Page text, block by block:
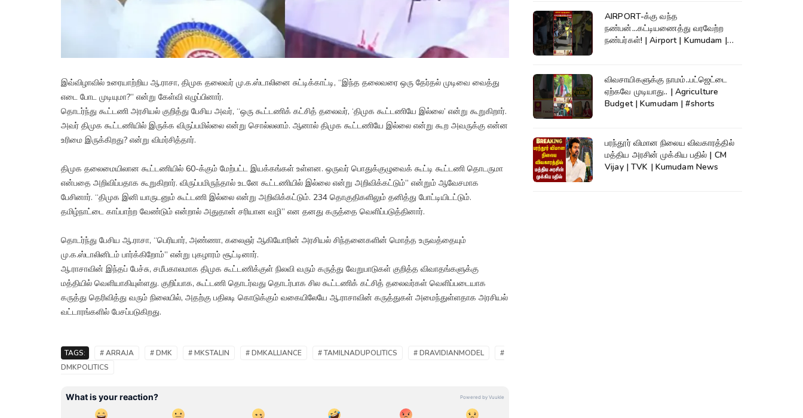
இவ்விழாவில் உரையாற்றிய ஆ.ராசா, திமுக தலைவர் மு.க.ஸ்டாலினை சுட்டிக்காட்டி, “இந்த தலைவரை ஒரு தேர்தல் முடிவை வைத்து
எடை போட முடியுமா?” என்று கேள்வி எழுப்பினார்.
தொடர்ந்து கூட்டணி அரசியல் குறித்து பேசிய அவர், “ஒரு கூட்டணிக் கட்சித் தலைவர், ‘திமுக கூட்டணியே இல்லை’ என்று கூறுகிறார்.
அவர் திமுக கூட்டணியில் இருக்க விருப்பமில்லை என்று சொல்லலாம். ஆனால் திமுக கூட்டணியே இல்லை என்று கூற அவருக்கு என்ன
உரிமை இருக்கிறது? என்று விமர்சித்தார்.
திமுக தலைமையிலான கூட்டணியில் 60-க்கும் மேற்பட்ட இயக்கங்கள் உள்ளன. ஒருவர் பொதுக்குழுவைக் கூட்டி கூட்டணி தொடருமா
என்பதை அறிவிப்பதாக கூறுகிறார். விருப்பமிருந்தால் உடனே கூட்டணியில் இல்லை என்று அறிவிக்கட்டும்” என்றும் ஆவேசமாக
பேசினார். “திமுக இனி யாருடனும் கூட்டணி இல்லை என்று அறிவிக்கட்டும். 234 தொகுதிகளிலும் தனித்து போட்டியிடட்டும்.
தமிழ்நாட்டை காப்பாற்ற வேண்டும் என்றால் அதுதான் சரியான வழி” என தனது கருத்தை வெளிப்படுத்தினார்.
தொடர்ந்து பேசிய ஆ.ராசா, “பெரியார், அண்ணா, கலைஞர் ஆகியோரின் அரசியல் சிந்தனைகளின் மொத்த உருவத்தையும்
மு.க.ஸ்டாலினிடம் பார்க்கிறோம்” என்று புகழாரம் சூட்டினார்.
ஆ.ராசாவின் இந்தப் பேச்சு, சமீபகாலமாக திமுக கூட்டணிக்குள் நிலவி வரும் கருத்து வேறுபாடுகள் குறித்த விவாதங்களுக்கு
மத்தியில் வெளியாகியுள்ளது. குறிப்பாக, கூட்டணி தொடர்வது தொடர்பாக சில கூட்டணிக் கட்சித் தலைவர்கள் வெளிப்படையாக
கருத்து தெரிவித்து வரும் நிலையில், அதற்கு பதிலடி கொடுக்கும் வகையிலேயே ஆ.ராசாவின் கருத்துகள் அமைந்துள்ளதாக அரசியல்
வட்டாரங்களில் பேசப்படுகிறது.
TAGS: # ARRAJA # DMK # MKSTALIN # DMKALLIANCE # TAMILNADUPOLITICS # DRAVIDIANMODEL
#
DMKPOLITICS
AIRPORT-க்கு வந்த
நண்பன்...கட்டியணைத்து வரவேற்ற
நண்பர்கள்! | Airport | Kumudam |
விவசாயிகளுக்கு நாமம்..பட்ஜெட்டை
ஏற்கவே முடியாது.. | Agriculture
Budget | Kumudam | #shorts
பரந்தூர் விமான நிலைய விவகாரத்தில்
மத்திய அரசின் முக்கிய பதில் | CM
Vijay | TVK | Kumudam News